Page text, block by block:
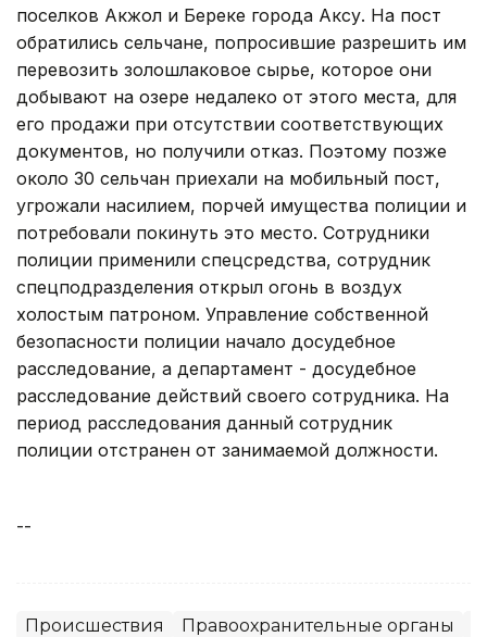
поселков Акжол и Береке города Аксу. На пост
обратились сельчане, попросившие разрешить им
перевозить золошлаковое сырье, которое они
добывают на озере недалеко от этого места, для
его продажи при отсутствии соответствующих
документов, но получили отказ. Поэтому позже
около 30 сельчан приехали на мобильный пост,
угрожали насилием, порчей имущества полиции и
потребовали покинуть это место. Сотрудники
полиции применили спецсредства, сотрудник
спецподразделения открыл огонь в воздух
холостым патроном. Управление собственной
безопасности полиции начало досудебное
расследование, а департамент - досудебное
расследование действий своего сотрудника. На
период расследования данный сотрудник
полиции отстранен от занимаемой должности.
--
Происшествия Правоохранительные органы